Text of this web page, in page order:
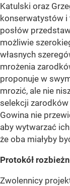
Katulski oraz
konserwatystów i
posłów
możliwie
własnych
mrożenia
proponuje w
mrozić, ale nie
selekcji zarodków
Gowina nie
aby wytwarzać
że oba miałyby
Protokół
Zwolennicy